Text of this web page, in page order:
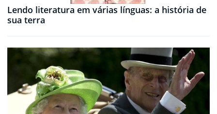
Lendo literatura em várias línguas: a história de
sua terra